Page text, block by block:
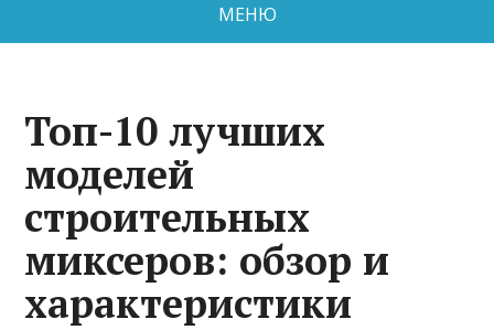
МЕНЮ
Топ-10 лучших
моделей
строительных
миксеров: обзор и
характеристики